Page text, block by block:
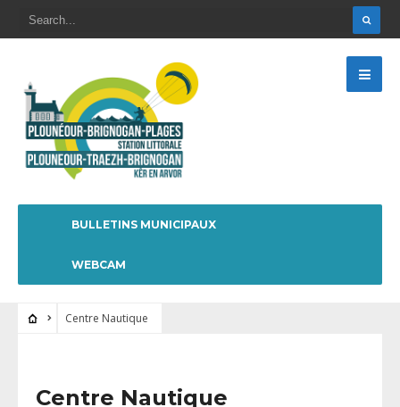
BULLETINS MUNICIPAUX
WEBCAM
Centre Nautique
Centre Nautique